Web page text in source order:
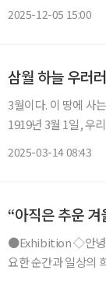
2025-12-05 15:00
삼월 하늘 우러
3월이다. 이 땅에 사
1919년 3월 1일, 우
2025-03-14 08:43
“아직은 추운
●Exhibition ◇안녕, K-술 일정 3월 3일까지 장소 인천광역시립박물관 술은 예부터 삶의 중
요한 순간과 일상의